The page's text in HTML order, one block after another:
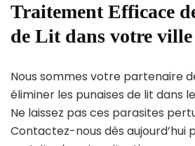
Traitement Efficace
de Lit dans votre ville
Nous sommes votre partenaire
éliminer les punaises de lit dans
Ne laissez pas ces parasites
Contactez-nous dès aujourd’hui